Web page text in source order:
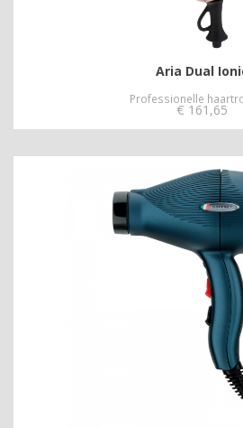
Aria Dual
Professionelle
€ 161,65